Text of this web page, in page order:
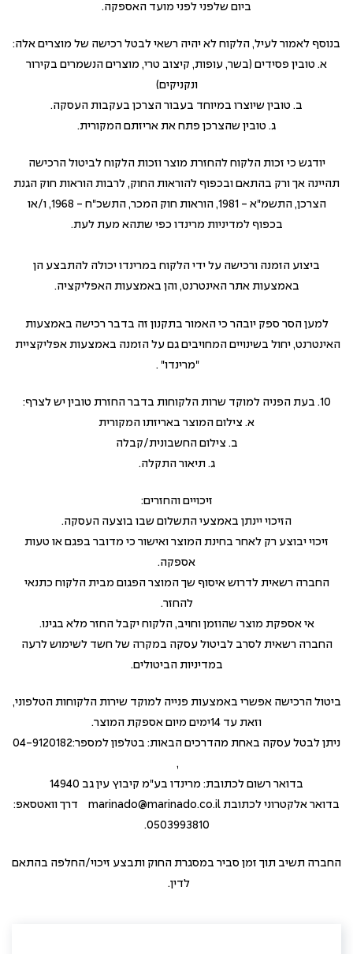
ביום שלפני לפני מועד האספקה.
בנוסף לאמור לעיל, הלקוח לא יהיה רשאי לבטל רכישה של מוצרים אלה:
א. טובין פסידים (בשר, עופות, קיצוב טרי, מוצרים הנשמרים בקירור
ונקניקים)
ב. טובין שיוצרו במיוחד בעבור הצרכן בעקבות העסקה.
ג. טובין שהצרכן פתח את אריזתם המקורית.
יודגש כי זכות הלקוח להחזרת מוצר וזכות הלקוח לביטול הרכישה
תהיינה אך ורק בהתאם ובכפוף להוראות החוק, לרבות הוראות חוק הגנת
הצרכן, התשמ"א - 1981, הוראות חוק המכר, התשכ"ח - 1968, ו/או
בכפוף למדיניות מרינדו כפי שתהא מעת לעת.
ביצוע הזמנה ורכישה על ידי הלקוח במרינדו יכולה להתבצע הן
באמצעות אתר האינטרנט, והן באמצעות האפליקציה.
למען הסר ספק יובהר כי האמור בתקנון זה בדבר רכישה באמצעות
האינטרנט, יחול בשינויים המחויבים גם על הזמנה באמצעות אפליקציית
"מרינדו" .
10. בעת הפניה למוקד שרות הלקוחות בדבר החזרת טובין יש לצרף:
א. צילום המוצר באריזתו המקורית
ב. צילום החשבונית/קבלה
ג. תיאור התקלה.
זיכויים והחזרים:
הזיכוי יינתן באמצעי התשלום שבו בוצעה העסקה.
זיכוי יבוצע רק לאחר בחינת המוצר ואישור כי מדובר בפגם או טעות
אספקה.
החברה רשאית לדרוש איסוף שך המוצר הפגום מבית הלקוח כתנאי
להחזר.
אי אספקת מוצר שהוזמן וחויב, הלקוח יקבל החזר מלא בגינו.
החברה רשאית לסרב לביטול עסקה במקרה של חשד לשימוש לרעה
במדיניות הביטולים.
ביטול הרכישה אפשרי באמצעות פנייה למוקד שירות הלקוחות הטלפוני,
וזאת עד 14ימים מיום אספקת המוצר.
ניתן לבטל עסקה באחת מהדרכים הבאות: בטלפון למספר:04-9120182
,
בדואר רשום לכתובת: מרינדו בע"מ קיבוץ עין גב 14940
בדואר אלקטרוני לכתובת marinado@marinado.co.il דרך וואטסאפ:
0503993810.
החברה תשיב תוך זמן סביר במסגרת החוק ותבצע זיכוי/החלפה בהתאם
לדין.